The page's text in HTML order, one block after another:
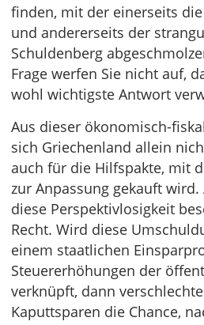
finden, mit der einerseits
und andererseits der
Schulden­berg
Frage werfen Sie nicht auf,
wohl wichtigste Antwort
Aus dieser ökonomisch-
sich Griechenland allein
auch für die Hilfspakte, mit
zur Anpassung gekauft
diese Perspektivlosigkeit
Recht. Wird diese
einem staatlichen
Steuererhöhungen der
verknüpft, dann
Kaputtsparen die Chance,